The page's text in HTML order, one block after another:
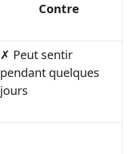
Contre
✗ Peut sentir
pendant quelques
jours